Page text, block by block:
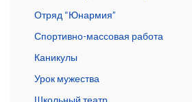
Отряд “Юнармия”
Спортивно-массовая работа
Каникулы
Урок мужества
Школьный театр